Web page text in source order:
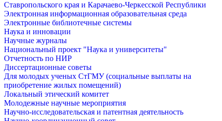
Ставропольского края и Карачаево-Черкесской Республики
Электронная информационная образовательная среда
Электронные библиотечные системы
Наука и инновации
Научные журналы
Национальный проект "Наука и университеты"
Отчетность по НИР
Диссертационные советы
Для молодых ученых СтГМУ (социальные выплаты на
приобретение жилых помещений)
Локальный этический комитет
Молодежные научные мероприятия
Научно-исследовательская и патентная деятельность